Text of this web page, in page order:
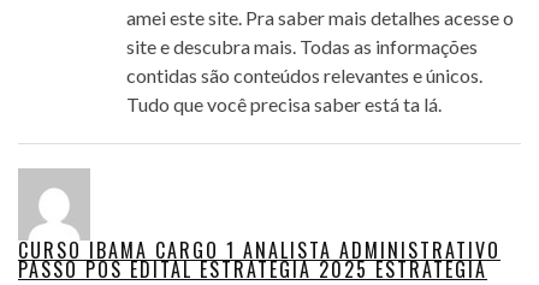
amei este site. Pra saber mais detalhes acesse o
site e descubra mais. Todas as informações
contidas são conteúdos relevantes e únicos.
Tudo que você precisa saber está ta lá.
CURSO IBAMA CARGO 1 ANALISTA ADMINISTRATIVO
PASSO POS EDITAL ESTRATEGIA 2025 ESTRATEGIA